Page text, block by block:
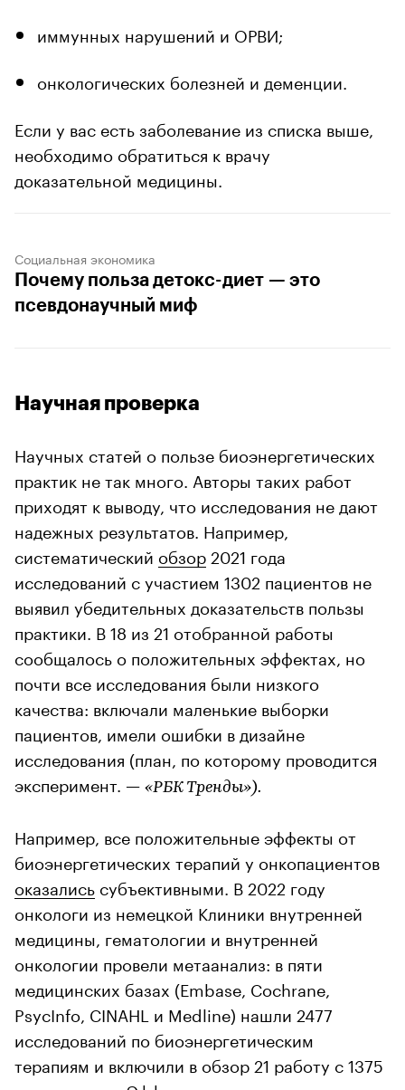
иммунных нарушений и ОРВИ;
онкологических болезней и деменции.
Если у вас есть заболевание из списка выше,
необходимо обратиться к врачу
доказательной медицины.
Социальная экономика
Почему польза детокс-диет — это
псевдонаучный миф
Научная проверка
Научных статей о пользе биоэнергетических
практик не так много. Авторы таких работ
приходят к выводу, что исследования не дают
надежных результатов. Например,
систематический обзор 2021 года
исследований с участием 1302 пациентов не
выявил убедительных доказательств пользы
практики. В 18 из 21 отобранной работы
сообщалось о положительных эффектах, но
почти все исследования были низкого
качества: включали маленькие выборки
пациентов, имели ошибки в дизайне
исследования (план, по которому проводится
эксперимент. — «РБК Тренды»).
Например, все положительные эффекты от
биоэнергетических терапий у онкопациентов
оказались субъективными. В 2022 году
онкологи из немецкой Клиники внутренней
медицины, гематологии и внутренней
онкологии провели метаанализ: в пяти
медицинских базах (Embase, Cochrane,
PsycInfo, CINAHL и Medline) нашли 2477
исследований по биоэнергетическим
терапиям и включили в обзор 21 работу с 1375